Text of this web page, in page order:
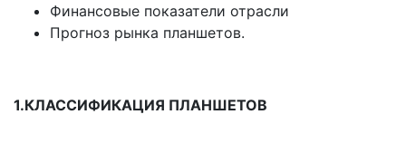
Финансовые показатели отрасли
Прогноз рынка планшетов.
1.КЛАССИФИКАЦИЯ ПЛАНШЕТОВ